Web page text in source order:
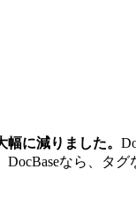
に減りました。
なら、タ